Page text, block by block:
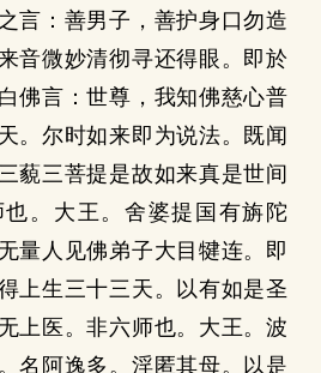
言：善男子，善护身口勿造
音微妙清彻寻还得眼。即於
佛言：世尊，我知佛慈心普
。尔时如来即为说法。既闻
藐三菩提是故如来真是世间
。大王。舍婆提国有旃陀
量人见佛弟子大目犍连。即
上生三十三天。以有如是圣
上医。非六师也。大王。波
名阿逸多。淫匿其母。以是